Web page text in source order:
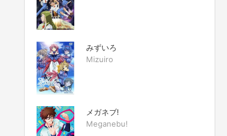
みずいろ
Mizuiro
メガネブ!
Meganebu!